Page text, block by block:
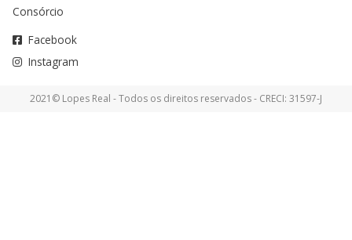
Consórcio
Facebook
Instagram
2021© Lopes Real - Todos os direitos reservados - CRECI: 31597-J